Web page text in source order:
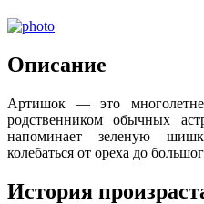
Описание
Артишок — это
родственником обычных
напоминает зеленую
колебаться от ореха до
История